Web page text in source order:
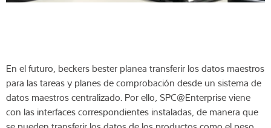
En el futuro, beckers bester planea transferir los datos maestros
para las tareas y planes de comprobación desde un sistema de
datos maestros centralizado. Por ello, SPC@Enterprise viene
con las interfaces correspondientes instaladas, de manera que